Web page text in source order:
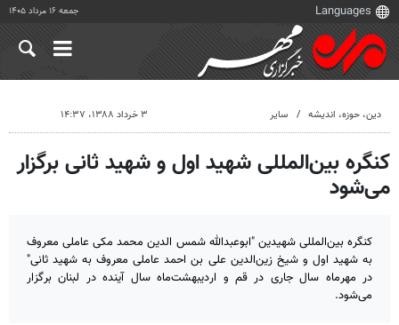
جمعه ۱۶ مرداد ۱۴۰۵
دين، حوزه، انديشه سایر ۳ خرداد ۱۳۸۸، ۱۴:۳۷
کنگره بین‌المللی شهید اول و شهید ثانی برگزار
می‌شود
کنگره بین‌المللی شهیدین "ابوعبدالله شمس الدین محمد مکی عاملی معروف
به شهید اول و شیخ زین‌الدین علی بن احمد عاملی معروف به شهید ثانی"
در مهرماه سال جاری در قم و اردیبهشت‌ماه سال آینده در لبنان برگزار
می‌شود.